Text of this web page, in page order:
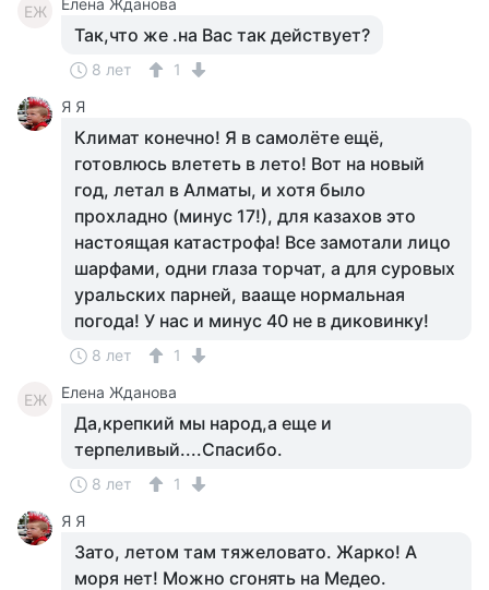
ЕЖ Елена Жданова
Так,что же .на Вас так действует?
8 лет
1
Я Я
Климат конечно! Я в самолёте ещё,
готовлюсь влететь в лето! Вот на новый
год, летал в Алматы, и хотя было
прохладно (минус 17!), для казахов это
настоящая катастрофа! Все замотали лицо
шарфами, одни глаза торчат, а для суровых
уральских парней, вааще нормальная
погода! У нас и минус 40 не в диковинку!
8 лет 1
ЕЖ Елена Жданова
Да,крепкий мы народ,а еще и
терпеливый....Спасибо.
8 лет
1
Я Я
Зато, летом там тяжеловато. Жарко! А
моря нет! Можно сгонять на Медео.